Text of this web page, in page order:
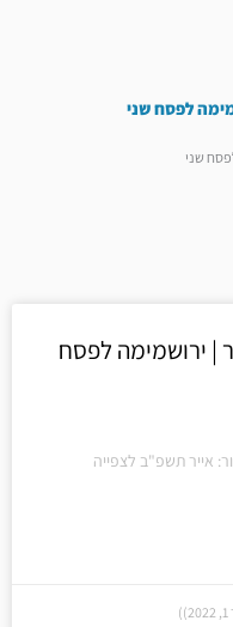
לפסח שני
שני
| ירושמימה לפסח
אייר תשפ"ב לצפייה